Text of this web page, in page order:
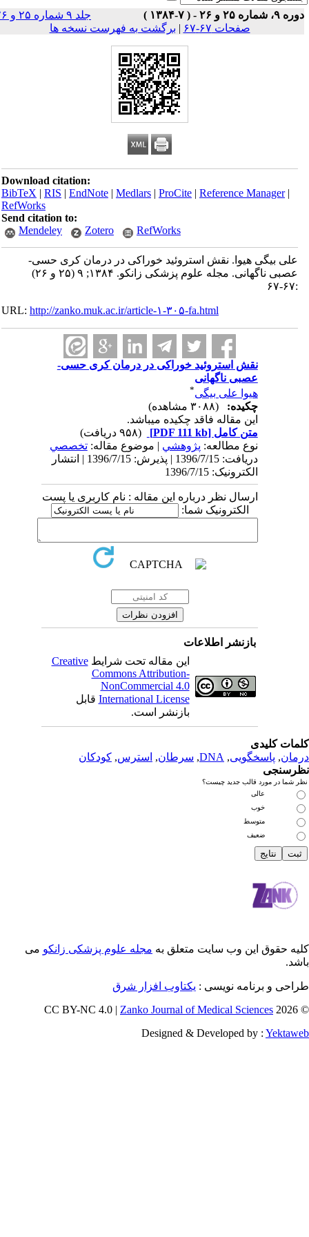
جلد ۹ شماره ۲۵ و ۲۶
|برگشت به فهرست نسخه ها
Download citation:
BibTeX|RIS| EndNote |Medlars |ProCite|Reference
RefWorks
Send citation to:
Mendeley
Zotero RefWorks
هیوا. نقش استروئید خوراکی در درمان کری حسی-
عصبی ناگهانی. مجله علوم پزشکی زانکو. ۱۳۸۴; ۹ (۲۵ و ۲۶)
URL:http://zanko.muk.ac.ir/article-۱-۳۰۵-fa.html
نقش استروئید خوراکی در درمان کری حسی-
عصبی ناگهانی
هیوا علی بیگی
*
این مقاله فاقد چکیده می​باشد.
[PDF 111 kb]
(۹۵۸ دریافت)
نوع مطالعه:پژوهشي| موضوع مقاله:تخصصي
دریافت: 1396/7/15 | پذیرش: 1396/7/15 | انتشار
الکترونیک: 1396/7/15
ارسال نظر درباره این مقاله : نام کاربری یا پست
الکترونیک شما:
بازنشر اطلاعات
این مقاله تحت شرایطCreative
Commons Attribution-
NonCommercial 4.0
International Licenseقابل
بازنشر است.
,
DNA
,سرطان, استرس, کودکان
قالب جدید چیست؟
عالی
خوب
متوسط
ضعیف
این وب سایت متعلق به مجله علوم پزشکی زانکومی
نویسی :یکتاوب افزار شرق
Zanko Journal of Medical
Designed & Developed by :